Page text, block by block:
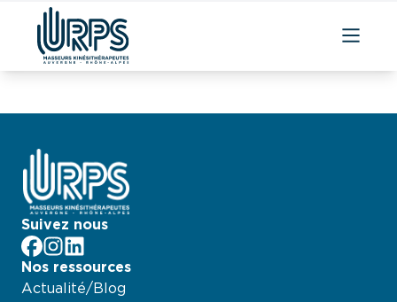
Suivez nous
facebook
Instagram
LinkedIn
Nos ressources
Actualité/Blog